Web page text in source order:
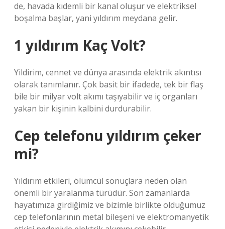
de, havada kıdemli bir kanal oluşur ve elektriksel
boşalma başlar, yani yıldırım meydana gelir.
1 yıldırım Kaç Volt?
Yildirim, cennet ve dünya arasında elektrik akıntısı
olarak tanımlanır. Çok basit bir ifadede, tek bir flaş
bile bir milyar volt akımı taşıyabilir ve iç organları
yakan bir kişinin kalbini durdurabilir.
Cep telefonu yıldırım çeker
mi?
Yıldırım etkileri, ölümcül sonuçlara neden olan
önemli bir yaralanma türüdür. Son zamanlarda
hayatımıza girdiğimiz ve bizimle birlikte olduğumuz
cep telefonlarının metal bileşeni ve elektromanyetik